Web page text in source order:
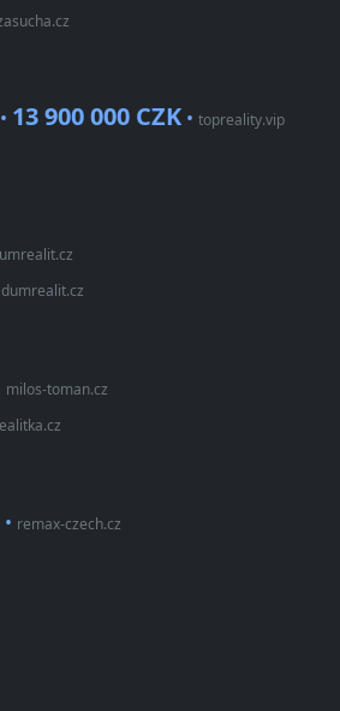
13 900 000 CZK • topreality.vip
dumrealit.cz
milos-toman.cz
• remax-czech.cz